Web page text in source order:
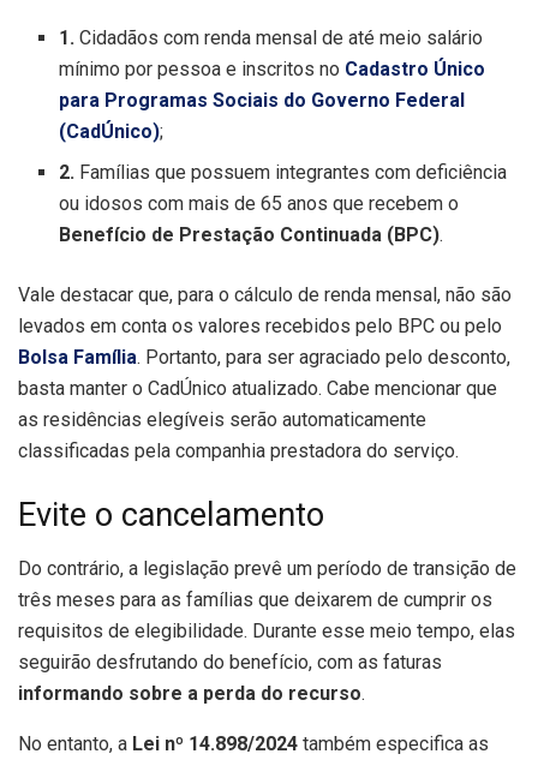
1.Cidadãos com renda mensal de até meio salário
mínimo por pessoa e inscritos no Cadastro Único
para Programas Sociais do Governo Federal
(CadÚnico);
2. Famílias que possuem integrantes com deficiência
ou idosos com mais de 65 anos que recebem o
Benefício de Prestação Continuada (BPC).
Vale destacar que, para o cálculo de renda mensal, não são
levados em conta os valores recebidos pelo BPC ou pelo
Bolsa Família. Portanto, para ser agraciado pelo desconto,
basta manter o CadÚnico atualizado. Cabe mencionar que
as residências elegíveis serão automaticamente
classificadas pela companhia prestadora do serviço.
Evite o cancelamento
Do contrário, a legislação prevê um período de transição de
três meses para as famílias que deixarem de cumprir os
requisitos de elegibilidade. Durante esse meio tempo, elas
seguirão desfrutando do benefício, com as faturas
informando sobre a perda do recurso.
No entanto, a Lei nº 14.898/2024 também especifica as